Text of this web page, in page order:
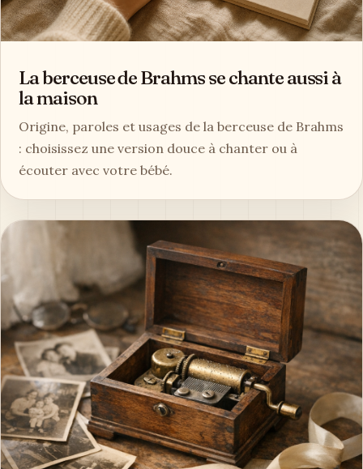
La berceuse de Brahms se chante aussi à
la maison
Origine, paroles et usages de la berceuse de Brahms
: choisissez une version douce à chanter ou à
écouter avec votre bébé.